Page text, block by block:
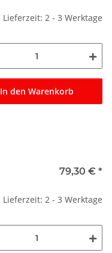
Lieferzeit: 2 - 3 Werktage
In den Warenkorb
79,30 € *
Lieferzeit: 2 - 3 Werktage